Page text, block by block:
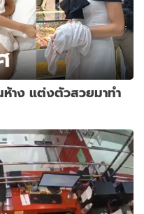
ห้าง แต่งตัวสวยมาทำ